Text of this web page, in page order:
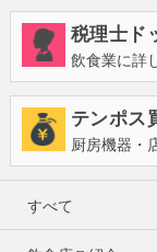
税理士ド
飲食業に詳
テンポス
厨房機器・
すべて